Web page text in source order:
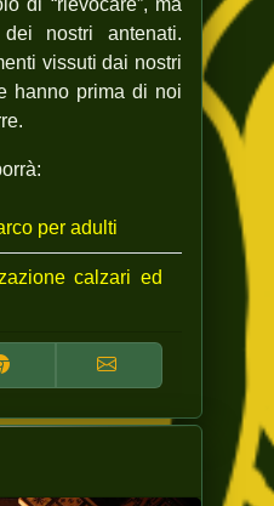
nostri antenati.
vissuti dai nostri
hanno prima di noi
per adulti
calzari ed